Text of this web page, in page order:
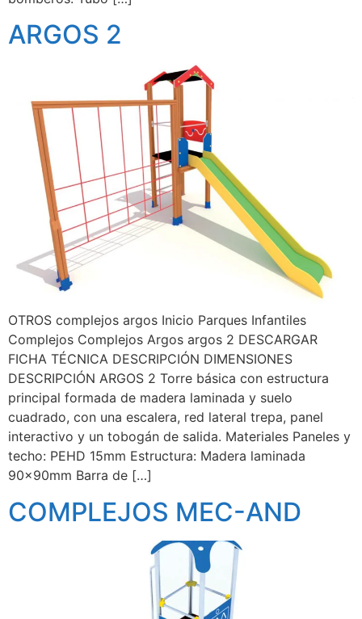
ARGOS 2
OTROS complejos argos Inicio Parques Infantiles
Complejos Complejos Argos argos 2 DESCARGAR
FICHA TÉCNICA DESCRIPCIÓN DIMENSIONES
DESCRIPCIÓN ARGOS 2 Torre básica con estructura
principal formada de madera laminada y suelo
cuadrado, con una escalera, red lateral trepa, panel
interactivo y un tobogán de salida. Materiales Paneles y
techo: PEHD 15mm Estructura: Madera laminada
90x90mm Barra de […]
COMPLEJOS MEC-AND